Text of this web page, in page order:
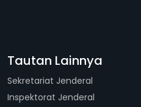
Tautan Lainnya
Sekretariat Jenderal
Inspektorat Jenderal